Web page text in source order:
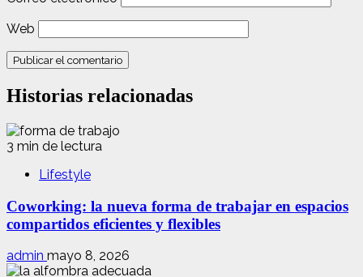
Web
Historias relacionadas
3 min de lectura
Lifestyle
Coworking: la nueva forma de trabajar en espacios
compartidos eficientes y flexibles
admin mayo 8, 2026